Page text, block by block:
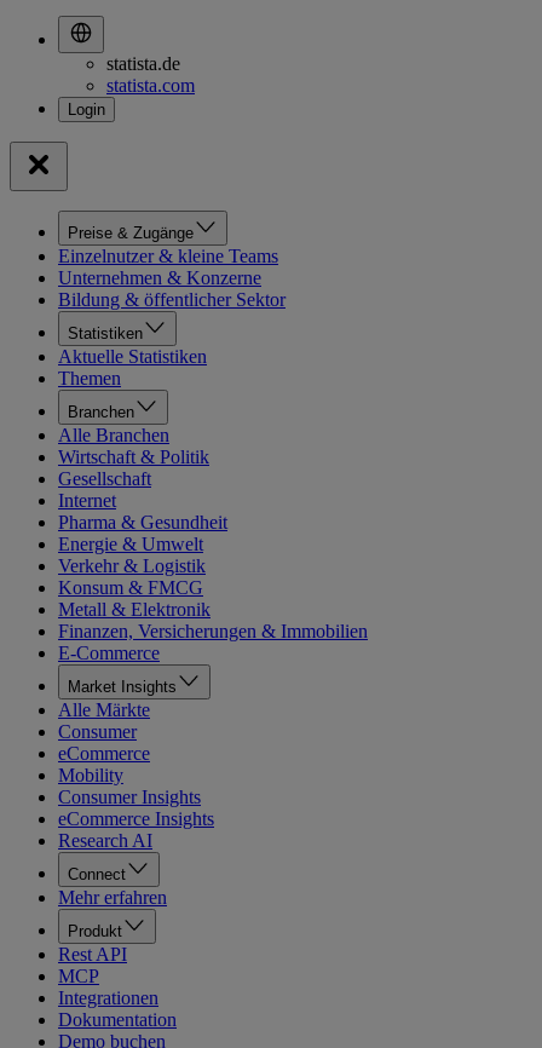
statista.de
statista.com
Preise & Zugänge
Einzelnutzer & kleine Teams
Unternehmen & Konzerne
Bildung & öffentlicher Sektor
Statistiken
Aktuelle Statistiken
Themen
Branchen
Alle Branchen
Wirtschaft & Politik
Gesellschaft
Internet
Pharma & Gesundheit
Energie & Umwelt
Verkehr & Logistik
Konsum & FMCG
Metall & Elektronik
Finanzen, Versicherungen & Immobilien
E-Commerce
Market Insights
Alle Märkte
Consumer
eCommerce
Mobility
Consumer Insights
eCommerce Insights
Research AI
Connect
Mehr erfahren
Produkt
Rest API
MCP
Integrationen
Dokumentation
Demo buchen